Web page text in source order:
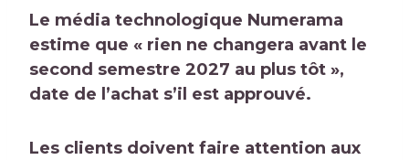
Le média technologique Numerama
estime que « rien ne changera avant le
second semestre 2027 au plus tôt »,
date de l’achat s’il est approuvé.
Les clients doivent faire attention aux